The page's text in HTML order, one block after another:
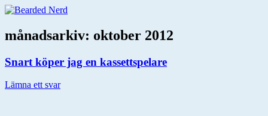
månadsarkiv: oktober 2012
Snart köper jag en kassettspelare
Lämna ett svar